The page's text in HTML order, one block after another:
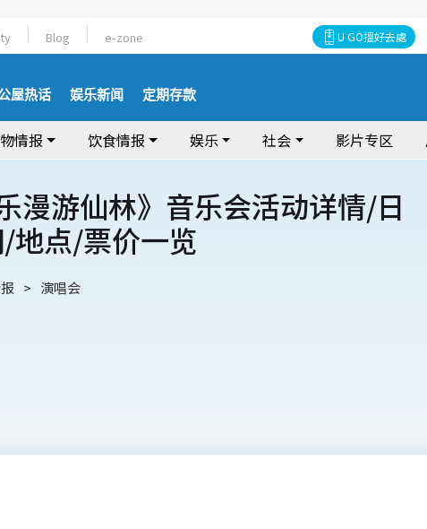
Blog e-zone U GO搵好去處
屋热话 娱乐新闻 定期存款
情报 饮食情报 娱乐 社会 影片专区
漫游仙林》音乐会活动详情/日
地点/票价一览
演唱会